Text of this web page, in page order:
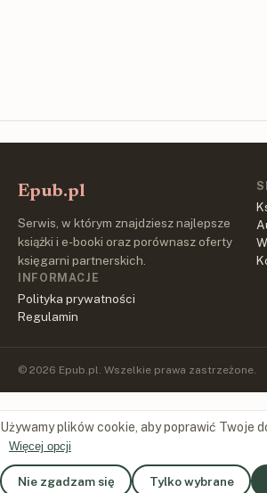
Epub.pl
Serwis, w którym znajdziesz najlepsze
książki i e-booki oraz porównasz oferty
księgarni partnerskich.
INFORMACJE
Polityka prywatności
Regulamin
© 2026 Epub.pl. Wszelkie prawa zastrzeżone.
Używamy plików cookie, aby poprawić Twoje
Więcej opcji
Nie zgadzam się Tylko wybrane